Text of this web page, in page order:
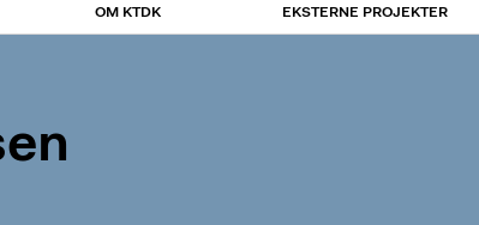
OM KTDK EKSTERNE PROJEKTER